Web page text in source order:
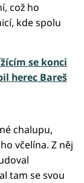
což ho
kde spolu
se konci
herec Bareš
chalupu,
včelína. Z něj
tam se svou